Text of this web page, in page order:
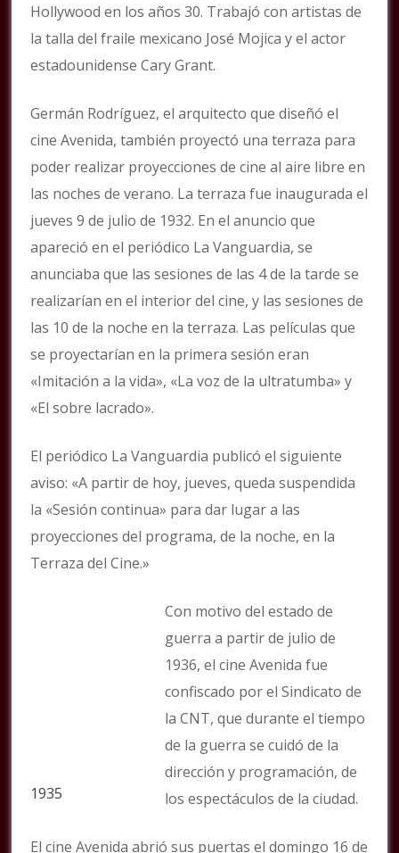
Hollywood en los años 30. Trabajó con artistas de
la talla del fraile mexicano José Mojica y el actor
estadounidense Cary Grant.
Germán Rodríguez, el arquitecto que diseñó el
cine Avenida, también proyectó una terraza para
poder realizar proyecciones de cine al aire libre en
las noches de verano. La terraza fue inaugurada el
jueves 9 de julio de 1932. En el anuncio que
apareció en el periódico La Vanguardia, se
anunciaba que las sesiones de las 4 de la tarde se
realizarían en el interior del cine, y las sesiones de
las 10 de la noche en la terraza. Las películas que
se proyectarían en la primera sesión eran
«Imitación a la vida», «La voz de la ultratumba» y
«El sobre lacrado».
El periódico La Vanguardia publicó el siguiente
aviso: «A partir de hoy, jueves, queda suspendida
la «Sesión continua» para dar lugar a las
proyecciones del programa, de la noche, en la
Terraza del Cine.»
1935
Con motivo del estado de
guerra a partir de julio de
1936, el cine Avenida fue
confiscado por el Sindicato de
la CNT, que durante el tiempo
de la guerra se cuidó de la
dirección y programación, de
los espectáculos de la ciudad.
El cine Avenida abrió sus puertas el domingo 16 de